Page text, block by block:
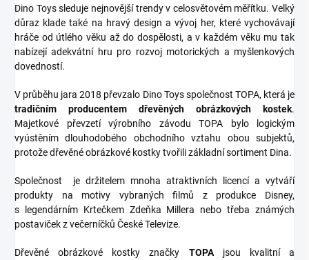
Dino Toys sleduje nejnovější trendy v celosvětovém měřítku. Velký
důraz klade také na hravý design a vývoj her, které vychovávají
hráče od útlého věku až do dospělosti, a v každém věku mu tak
nabízejí adekvátní hru pro rozvoj motorických a myšlenkových
dovedností.
V průběhu jara 2018 převzalo Dino Toys společnost TOPA, která je
tradičním producentem dřevěných obrázkových kostek.
Majetkové převzetí výrobního závodu TOPA bylo logickým
vyústěním dlouhodobého obchodního vztahu obou subjektů,
protože dřevěné obrázkové kostky tvořili základní sortiment Dina.
Společnost je držitelem mnoha atraktivních licencí a vytváří
produkty na motivy vybraných filmů z produkce Disney,
s legendárním Krtečkem Zdeňka Millera nebo třeba známých
postaviček z večerníčků České Televize.
Dřevěné obrázkové kostky značky TOPAjsou kvalitní a